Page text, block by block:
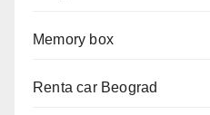
Memory box
Renta car Beograd